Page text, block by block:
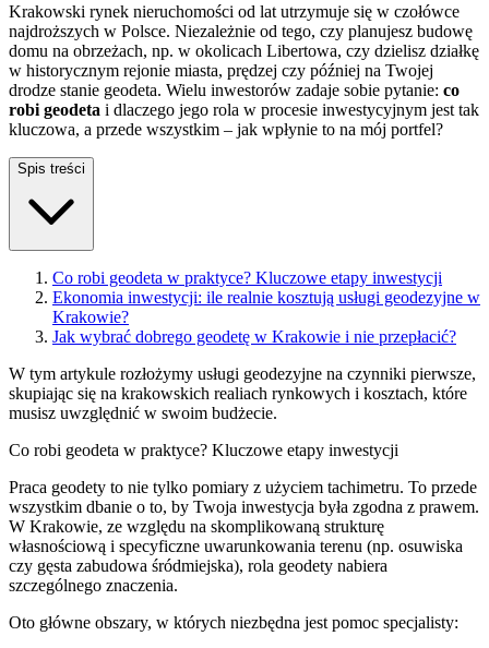
Krakowski rynek nieruchomości od lat utrzymuje się w czołówce
najdroższych w Polsce. Niezależnie od tego, czy planujesz budowę
domu na obrzeżach, np. w okolicach Libertowa, czy dzielisz działkę
w historycznym rejonie miasta, prędzej czy później na Twojej
drodze stanie geodeta. Wielu inwestorów zadaje sobie pytanie: co
robi geodeta i dlaczego jego rola w procesie inwestycyjnym jest tak
kluczowa, a przede wszystkim – jak wpłynie to na mój portfel?
Spis treści
Co robi geodeta w praktyce? Kluczowe etapy inwestycji
Ekonomia inwestycji: ile realnie kosztują usługi geodezyjne w
Krakowie?
Jak wybrać dobrego geodetę w Krakowie i nie przepłacić?
W tym artykule rozłożymy usługi geodezyjne na czynniki pierwsze,
skupiając się na krakowskich realiach rynkowych i kosztach, które
musisz uwzględnić w swoim budżecie.
Co robi geodeta w praktyce? Kluczowe etapy inwestycji
Praca geodety to nie tylko pomiary z użyciem tachimetru. To przede
wszystkim dbanie o to, by Twoja inwestycja była zgodna z prawem.
W Krakowie, ze względu na skomplikowaną strukturę
własnościową i specyficzne uwarunkowania terenu (np. osuwiska
czy gęsta zabudowa śródmiejska), rola geodety nabiera
szczególnego znaczenia.
Oto główne obszary, w których niezbędna jest pomoc specjalisty: